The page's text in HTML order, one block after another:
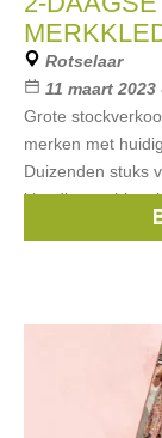
Rotselaar
11 maart
Grote
merken met
Duizenden stuks
kleedjes, t-shirts,
,